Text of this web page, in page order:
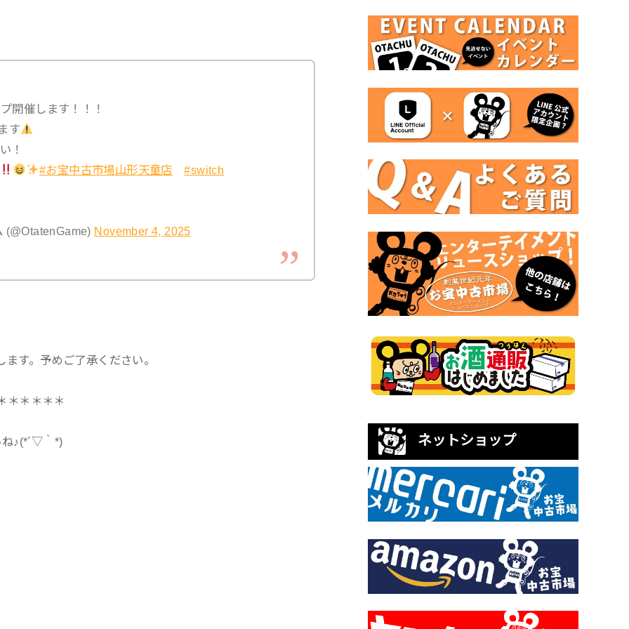
開催します！！！
す
！
#お宝中古市場山形天童店
#switch
November 4, 2025
す。予めご了承ください。
＊＊＊＊＊
ね♪(*´▽｀*) ネットショップ